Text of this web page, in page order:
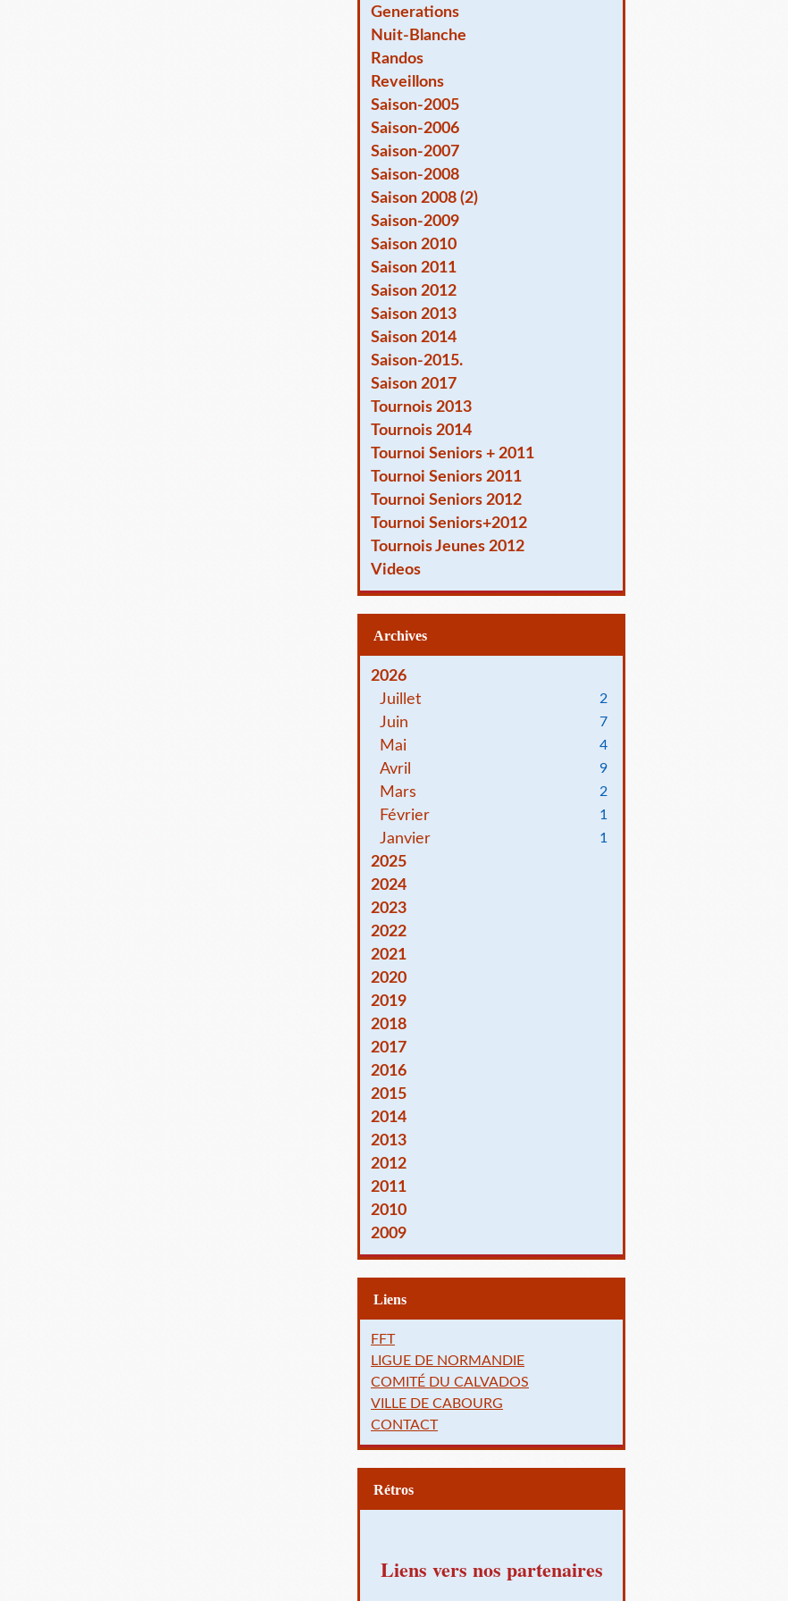
Generations
Nuit-Blanche
Randos
Reveillons
Saison-2005
Saison-2006
Saison-2007
Saison-2008
Saison 2008 (2)
Saison-2009
Saison 2010
Saison 2011
Saison 2012
Saison 2013
Saison 2014
Saison-2015.
Saison 2017
Tournois 2013
Tournois 2014
Tournoi Seniors + 2011
Tournoi Seniors 2011
Tournoi Seniors 2012
Tournoi Seniors+2012
Tournois Jeunes 2012
Videos
Archives
2026
Juillet
2
Juin 7
Mai 4
Avril 9
Mars 2
Février 1
Janvier 1
2025
2024
2023
2022
2021
2020
2019
2018
2017
2016
2015
2014
2013
2012
2011
2010
2009
Liens
FFT
LIGUE DE NORMANDIE
COMITÉ DU CALVADOS
VILLE DE CABOURG
CONTACT
Rétros
Liens vers nos partenaires